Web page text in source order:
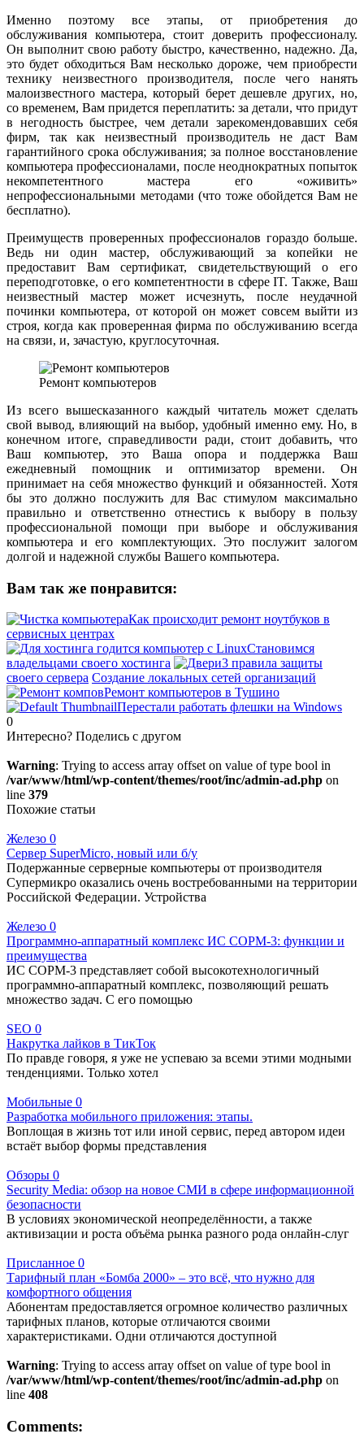
Именно поэтому все этапы, от приобретения до
обслуживания компьютера, стоит доверить профессионалу.
Он выполнит свою работу быстро, качественно, надежно. Да,
это будет обходиться Вам несколько дороже, чем приобрести
технику неизвестного производителя, после чего нанять
малоизвестного мастера, который берет дешевле других, но,
со временем, Вам придется переплатить: за детали, что придут
в негодность быстрее, чем детали зарекомендовавших себя
фирм, так как неизвестный производитель не даст Вам
гарантийного срока обслуживания; за полное восстановление
компьютера профессионалами, после неоднократных попыток
некомпетентного мастера его «оживить»
непрофессиональными методами (что тоже обойдется Вам не
бесплатно).
Преимуществ проверенных профессионалов гораздо больше.
Ведь ни один мастер, обслуживающий за копейки не
предоставит Вам сертификат, свидетельствующий о его
переподготовке, о его компетентности в сфере IT. Также, Ваш
неизвестный мастер может исчезнуть, после неудачной
починки компьютера, от которой он может совсем выйти из
строя, когда как проверенная фирма по обслуживанию всегда
на связи, и, зачастую, круглосуточная.
Ремонт компьютеров
Из всего вышесказанного каждый читатель может сделать
свой вывод, влияющий на выбор, удобный именно ему. Но, в
конечном итоге, справедливости ради, стоит добавить, что
Ваш компьютер, это Ваша опора и поддержка Ваш
ежедневный помощник и оптимизатор времени. Он
принимает на себя множество функций и обязанностей. Хотя
бы это должно послужить для Вас стимулом максимально
правильно и ответственно отнестись к выбору в пользу
профессиональной помощи при выборе и обслуживания
компьютера и его комплектующих. Это послужит залогом
долгой и надежной службы Вашего компьютера.
Вам так же понравится:
Как происходит ремонт ноутбуков в
сервисных центрах
Становимся
владельцами своего хостинга
3 правила защиты
своего сервера Создание локальных сетей организаций
Ремонт компьютеров в Тушино
Перестали работать флешки на Windows
0
Интересно? Поделись с другом
Warning: Trying to access array offset on value of type bool in
/var/www/html/wp-content/themes/root/inc/admin-ad.php on
line 379
Похожие статьи
Железо 0
Сервер SuperMicro, новый или б/у
Подержанные серверные компьютеры от производителя
Супермикро оказались очень востребованными на территории
Российской Федерации. Устройства
Железо 0
Программно-аппаратный комплекс ИС СОРМ-3: функции и
преимущества
ИС СОРМ-3 представляет собой высокотехнологичный
программно-аппаратный комплекс, позволяющий решать
множество задач. С его помощью
SEO 0
Накрутка лайков в ТикТок
По правде говоря, я уже не успеваю за всеми этими модными
тенденциями. Только хотел
Мобильные 0
Разработка мобильного приложения: этапы.
Воплощая в жизнь тот или иной сервис, перед автором идеи
встаёт выбор формы представления
Обзоры 0
Security Media: обзор на новое СМИ в сфере информационной
безопасности
В условиях экономической неопределённости, а также
активизации и роста объёма рынка разного рода онлайн-слуг
Присланное 0
Тарифный план «Бомба 2000» – это всё, что нужно для
комфортного общения
Абонентам предоставляется огромное количество различных
тарифных планов, которые отличаются своими
характеристиками. Одни отличаются доступной
Warning: Trying to access array offset on value of type bool in
/var/www/html/wp-content/themes/root/inc/admin-ad.php on
line 408
Comments: